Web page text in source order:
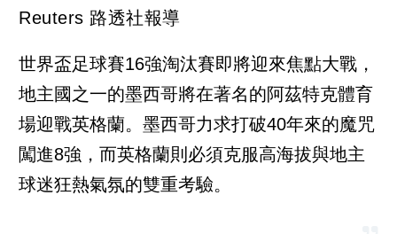
Reuters 路透社報導
世界盃足球賽16強淘汰賽即將迎來焦點大戰，
地主國之一的墨西哥將在著名的阿茲特克體育
場迎戰英格蘭。墨西哥力求打破40年來的魔咒
闖進8強，而英格蘭則必須克服高海拔與地主
球迷狂熱氣氛的雙重考驗。